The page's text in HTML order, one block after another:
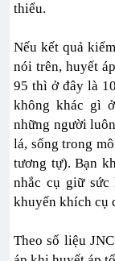
thiểu.
Nếu kết quả
nói trên, huyết
95 thì ở đây là
không khác gì
những người
lá, sống trong
tương tự). Bạn
nhắc cụ giữ
khuyến khích cụ
Theo số liệu